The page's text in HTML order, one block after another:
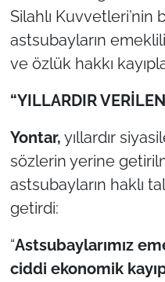
Silahlı
astsubayların
ve özlük hakkı
“YILLARDIR
Yontar, yıllardır
sözlerin yerine
astsubayların haklı
getirdi:
“Astsubaylarımız
ciddi ekonomik
TÜRKİYE
Genel
Politika
Flaş Haber
Dış Haberler